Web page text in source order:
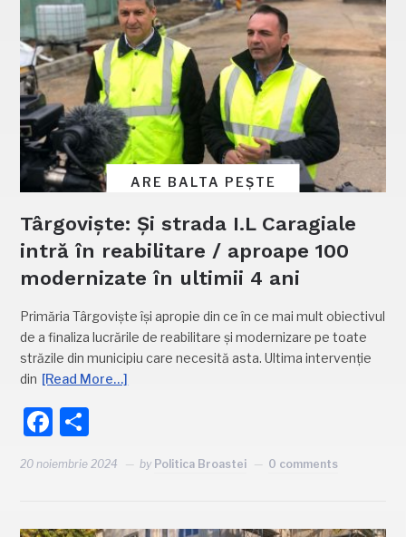
ARE BALTA PEȘTE
Târgoviște: Și strada I.L Caragiale
intră în reabilitare / aproape 100
modernizate în ultimii 4 ani
Primăria Târgoviște își apropie din ce în ce mai mult obiectivul
de a finaliza lucrările de reabilitare și modernizare pe toate
străzile din municipiu care necesită asta. Ultima intervenție
din [Read More…]
Facebook
20 noiembrie 2024 by Politica Broastei 0 comments